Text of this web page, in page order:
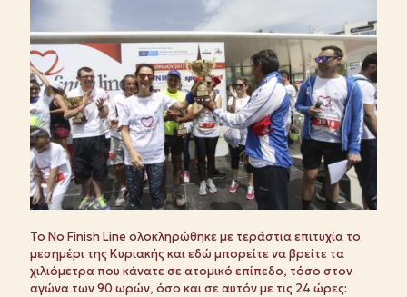
Το No Finish Line ολοκληρώθηκε με τεράστια επιτυχία το
μεσημέρι της Κυριακής και εδώ μπορείτε να βρείτε τα
χιλιόμετρα που κάνατε σε ατομικό επίπεδο, τόσο στον
αγώνα των 90 ωρών, όσο και σε αυτόν με τις 24 ώρες: